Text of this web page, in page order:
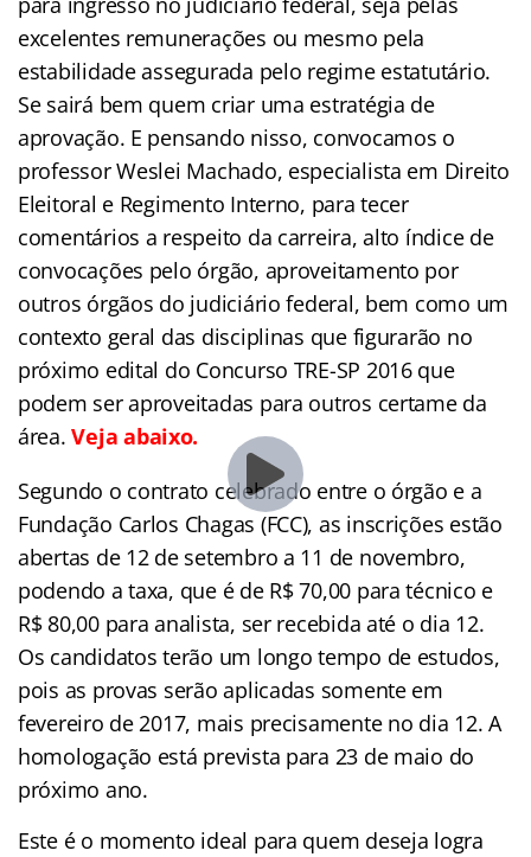
excelentes remunerações ou mesmo pela
estabilidade assegurada pelo regime estatutário.
Se sairá bem quem criar uma estratégia de
aprovação. E pensando nisso, convocamos o
professor Weslei Machado, especialista em Direito
Eleitoral e Regimento Interno, para tecer
comentários a respeito da carreira, alto índice de
convocações pelo órgão, aproveitamento por
outros órgãos do judiciário federal, bem como um
contexto geral das disciplinas que figurarão no
próximo edital do Concurso TRE-SP 2016 que
podem ser aproveitadas para outros certame da
área.Veja abaixo.
Segundo o contrato celebrado entre o órgão e a
Fundação Carlos Chagas (FCC), as inscrições estão
abertas de 12 de setembro a 11 de novembro,
podendo a taxa, que é de R$ 70,00 para técnico e
R$ 80,00 para analista, ser recebida até o dia 12.
Os candidatos terão um longo tempo de estudos,
pois as provas serão aplicadas somente em
fevereiro de 2017, mais precisamente no dia 12. A
homologação está prevista para 23 de maio do
próximo ano.
Este é o momento ideal para quem deseja logra